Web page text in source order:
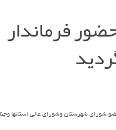
فرماندار
شورای شهرستان وشورای عالی استانها